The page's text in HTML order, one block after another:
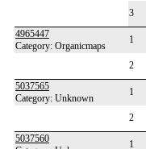
3
4965447
Category: Organicmaps
1
2
5037565
Category: Unknown
1
2
5037560
1